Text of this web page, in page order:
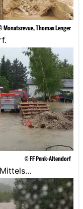
Monatsrevue, Thomas Lenger
© FF Penk-Altendorf
von den